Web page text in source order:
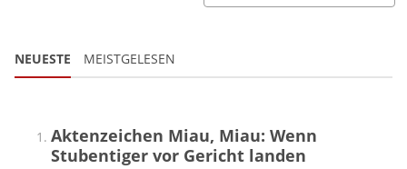
NEUESTE MEISTGELESEN
Aktenzeichen Miau, Miau: Wenn
Stubentiger vor Gericht landen